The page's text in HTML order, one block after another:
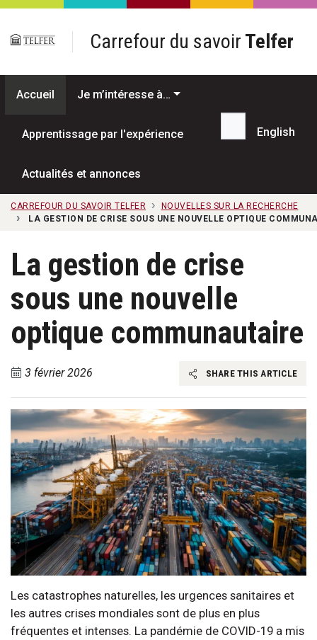
Passer au contenu principal
Carrefour du savoir Telfer
Accueil Je m’intéresse à…
Apprentissage par l'expérience
Actualités et annonces
Recherche...
English
CARREFOUR DU SAVOIR TELFER
NOUVELLES SUR LA RECHERCHE
LA GESTION DE CRISE SOUS UNE NOUVELLE OPTIQUE
La gestion de crise
sous une nouvelle
optique communautaire
3 février 2026 SHARE THIS ARTICLE
Les catastrophes naturelles, les urgences sanitaires et
les autres crises mondiales sont de plus en plus
fréquentes et intenses. La pandémie de COVID-19 a mis